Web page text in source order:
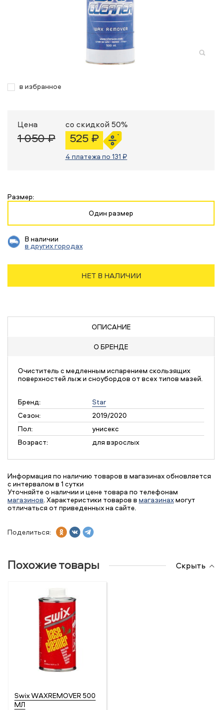
в избранное
Цена
1 050 ₽
со скидкой 50%
525 ₽
4 платежа по 131 ₽
Размер:
Один размер
В наличии
в других городах
НЕТ В НАЛИЧИИ
ОПИСАНИЕ
О БРЕНДЕ
Очиститель с медленным испарением скользящих
поверхностей лыж и сноубордов от всех типов мазей.
Бренд:
Star
Сезон:
2019/2020
Пол:
унисекс
Возраст:
для взрослых
Информация по наличию товаров в магазинах обновляется
с интервалом в 1 сутки
Уточняйте о наличии и цене товара по телефонам
магазинов. Характеристики товаров в магазинахмогут
отличаться от приведенных на сайте.
Поделиться:
Похожие товары Скрыть
Swix WAXREMOVER 500
МЛ